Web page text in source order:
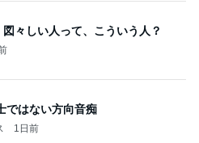
々しい人って、こういう人？
ではない方向音痴
1日前